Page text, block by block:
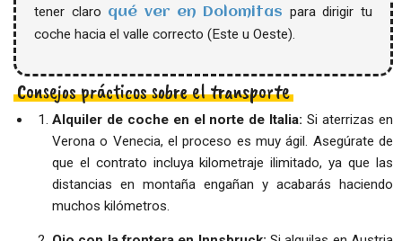
tener claro qué ver en Dolomitas para dirigir tu
coche hacia el valle correcto (Este u Oeste).
Consejos prácticos sobre el transporte
Alquiler de coche en el norte de Italia: Si aterrizas en
Verona o Venecia, el proceso es muy ágil. Asegúrate de
que el contrato incluya kilometraje ilimitado, ya que las
distancias en montaña engañan y acabarás haciendo
muchos kilómetros.